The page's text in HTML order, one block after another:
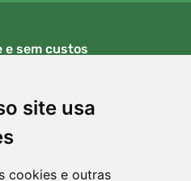
site usa
cookies e outras
e sem custos
superiores a 80 EUR
gratuitas
sua encomenda em qualquer